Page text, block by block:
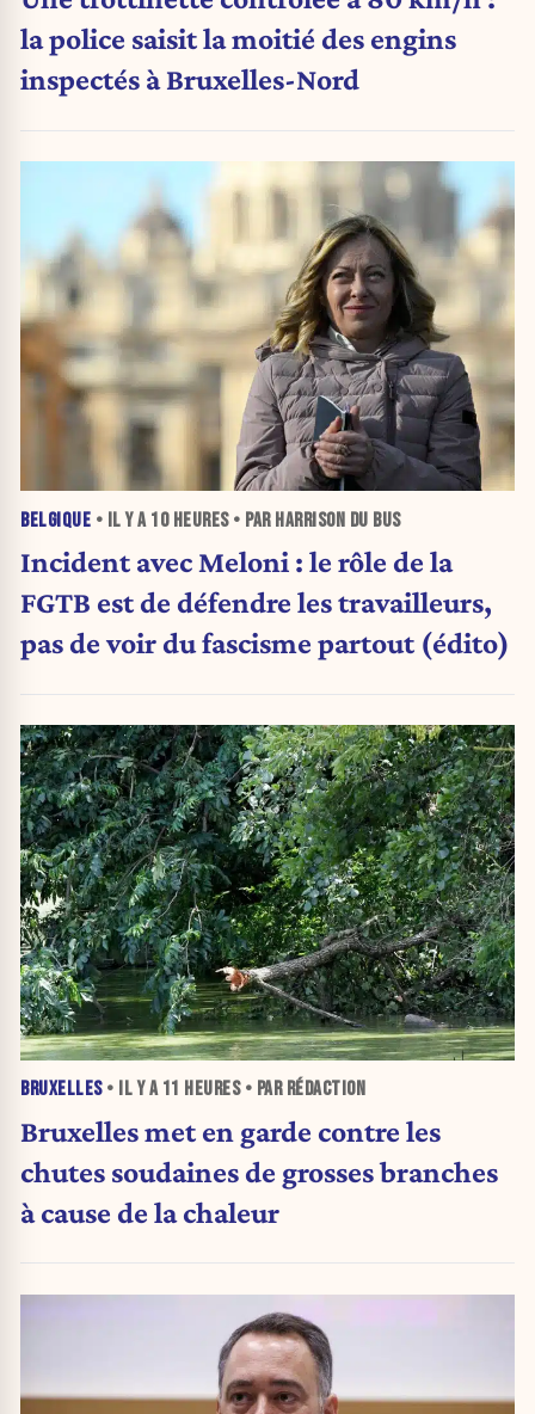
la police saisit la moitié des engins
inspectés à Bruxelles-Nord
BELGIQUE • IL Y A 10 HEURES• PAR HARRISON DU BUS
Incident avec Meloni : le rôle de la
FGTB est de défendre les travailleurs,
pas de voir du fascisme partout (édito)
BRUXELLES• IL Y A 11 HEURES• PAR RÉDACTION
Bruxelles met en garde contre les
chutes soudaines de grosses branches
à cause de la chaleur